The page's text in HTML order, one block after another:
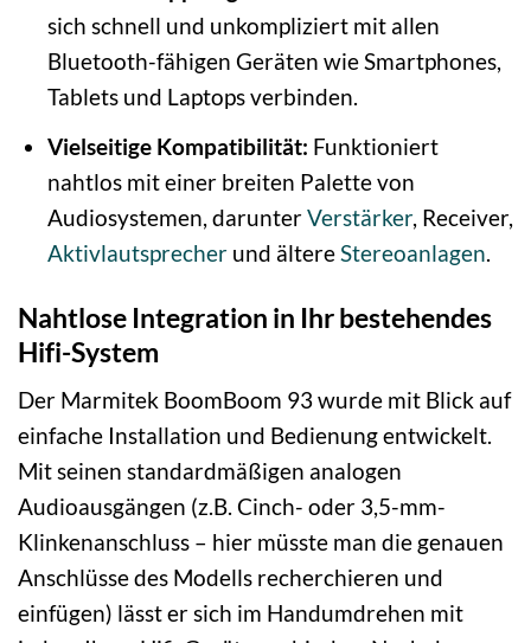
sich schnell und unkompliziert mit allen
Bluetooth-fähigen Geräten wie Smartphones,
Tablets und Laptops verbinden.
Vielseitige Kompatibilität: Funktioniert
nahtlos mit einer breiten Palette von
Audiosystemen, darunterVerstärker, Receiver,
Aktivlautsprecherund ältereStereoanlagen.
Nahtlose Integration in Ihr bestehendes
Hifi-System
Der Marmitek BoomBoom 93 wurde mit Blick auf
einfache Installation und Bedienung entwickelt.
Mit seinen standardmäßigen analogen
Audioausgängen (z.B. Cinch- oder 3,5-mm-
Klinkenanschluss – hier müsste man die genauen
Anschlüsse des Modells recherchieren und
einfügen) lässt er sich im Handumdrehen mit